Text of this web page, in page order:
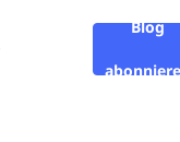
Blog